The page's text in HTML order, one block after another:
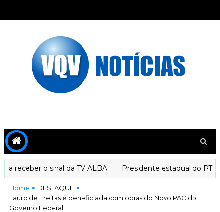
o sinal da TV ALBA Presidente estadual do PT
Home
DESTAQUE
Lauro de Freitas é beneficiada com obras do Novo PAC do
Governo Federal